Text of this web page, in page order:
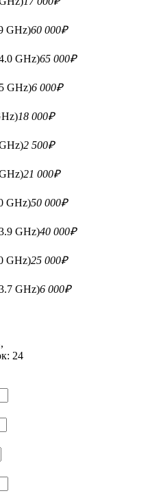
GHz)60 000₽
GHz)65 000₽
GHz)6 000₽
18 000₽
2 500₽
21 000₽
GHz)50 000₽
GHz)40 000₽
GHz)25 000₽
GHz)6 000₽
24